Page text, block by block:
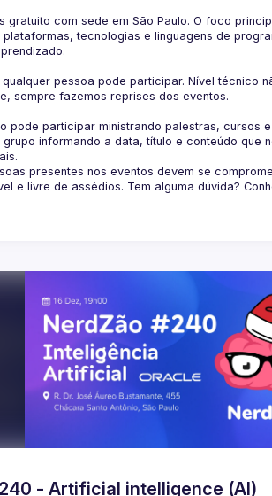
gratuito com sede em São Paulo. O foco
tecnologias e linguagens de
pessoa pode participar. Nível técnico
sempre fazemos reprises dos eventos.
pode participar ministrando palestras, cursos
informando a data, título e conteúdo que
presentes nos eventos devem se
e livre de assédios. Tem alguma dúvida?
- Artificial intelligence (AI)